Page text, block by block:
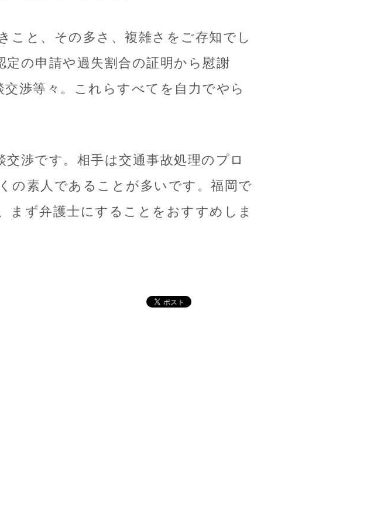
こと、その多さ、複雑さをご存知でし
定の申請や過失割合の証明から慰謝
渉等々。これらすべてを自力でやら
渉です。相手は交通事故処理のプロ
の素人であることが多いです。福岡で
まず弁護士にすることをおすすめしま